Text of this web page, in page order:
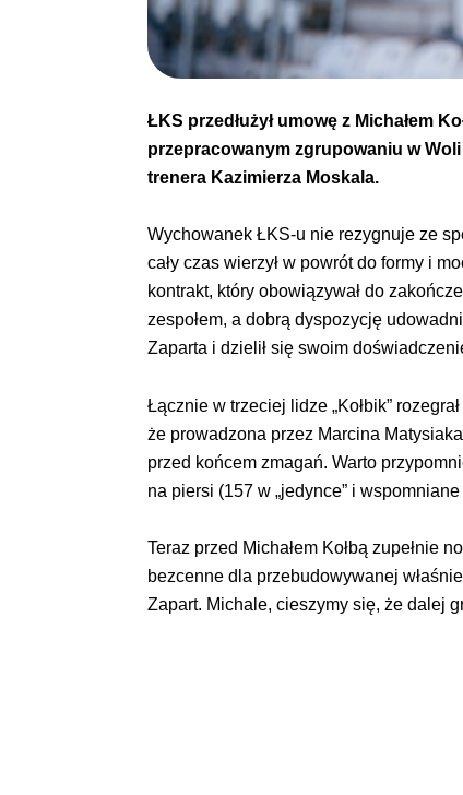
ŁKS przedłużył umowę z Michałem
przepracowanym zgrupowaniu w
trenera Kazimierza Moskala.
Wychowanek ŁKS-u nie rezygnuje ze
cały czas wierzył w powrót do formy i
kontrakt, który obowiązywał do
zespołem, a dobrą dyspozycję
Zaparta i dzielił się swoim
Łącznie w trzeciej lidze „Kołbik”
że prowadzona przez Marcina
przed końcem zmagań. Warto
na piersi (157 w „jedynce” i
Teraz przed Michałem Kołbą
bezcenne dla przebudowywanej
Zapart. Michale, cieszymy się, że dalej